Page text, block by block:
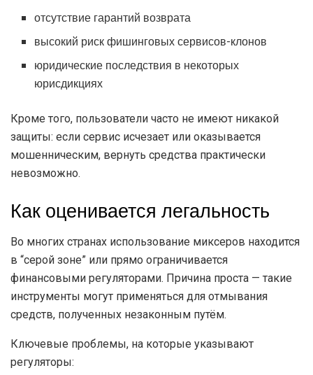
отсутствие гарантий возврата
высокий риск фишинговых сервисов-клонов
юридические последствия в некоторых
юрисдикциях
Кроме того, пользователи часто не имеют никакой
защиты: если сервис исчезает или оказывается
мошенническим, вернуть средства практически
невозможно.
Как оценивается легальность
Во многих странах использование миксеров находится
в “серой зоне” или прямо ограничивается
финансовыми регуляторами. Причина проста — такие
инструменты могут применяться для отмывания
средств, полученных незаконным путём.
Ключевые проблемы, на которые указывают
регуляторы: